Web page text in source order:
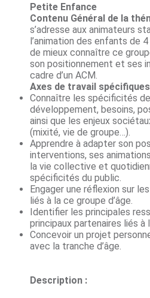
Petite Enfance
Contenu Général de la
s’adresse aux animateurs
l’animation des enfants de
de mieux connaître ce
son positionnement et ses
cadre d’un ACM.
Axes de travail
Connaître les spécificités
développement, besoins,
ainsi que les enjeux
(mixité, vie de groupe…).
Apprendre à adapter son
interventions, ses
la vie collective et
spécificités du public.
Engager une réflexion sur
liés à la ce groupe d’âge.
Identifier les principales
principaux partenaires liés à
Concevoir un projet
avec la tranche d’âge.
Description :